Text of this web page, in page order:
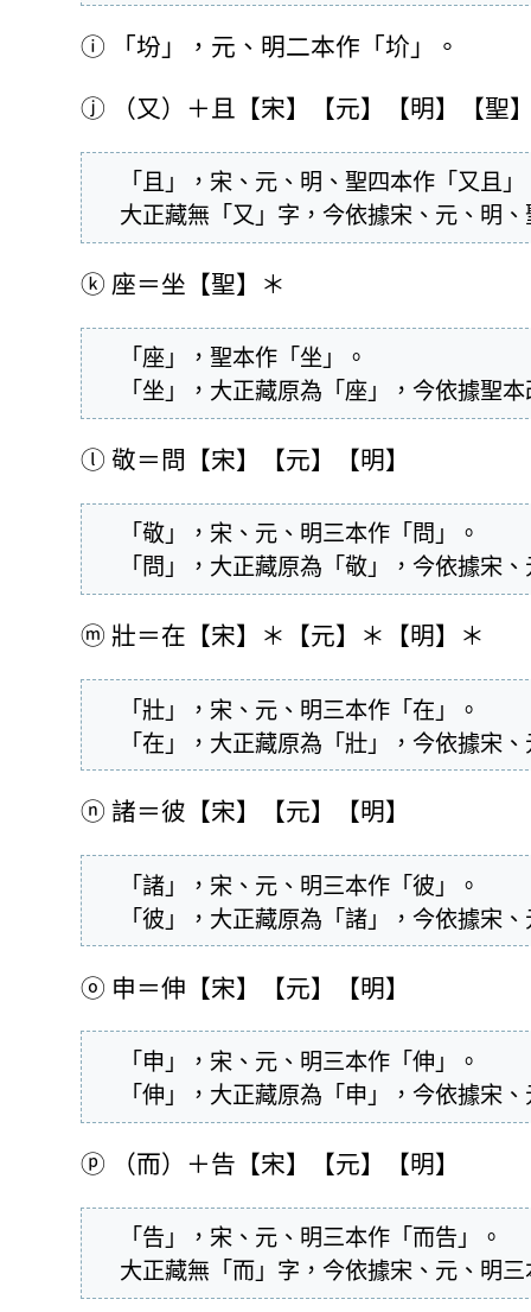
ⓘ 「坋」，元、明二本作「圿」。
ⓙ （又）＋且【宋】【元】【明】【聖
大正藏無「又」字，今依據宋、元、明
ⓚ 座＝坐【聖】＊
「坐」，大正藏原為「座」，今依據聖
ⓛ 敬＝問【宋】【元】【明】
「問」，大正藏原為「敬」，今依據宋
ⓜ 壯＝在【宋】＊【元】＊【明】＊
「在」，大正藏原為「壯」，今依據宋
ⓝ 諸＝彼【宋】【元】【明】
「彼」，大正藏原為「諸」，今依據宋
ⓞ 申＝伸【宋】【元】【明】
「伸」，大正藏原為「申」，今依據宋
ⓟ （而）＋告【宋】【元】【明】
大正藏無「而」字，今依據宋、元、明